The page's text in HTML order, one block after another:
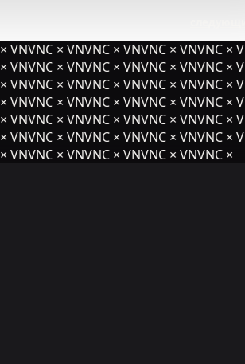
× VNVNC × VNVNC × VNVNC ×
× VNVNC × VNVNC × VNVNC ×
× VNVNC × VNVNC × VNVNC ×
× VNVNC × VNVNC × VNVNC ×
× VNVNC × VNVNC × VNVNC ×
× VNVNC × VNVNC × VNVNC ×
× VNVNC × VNVNC × VNVNC ×